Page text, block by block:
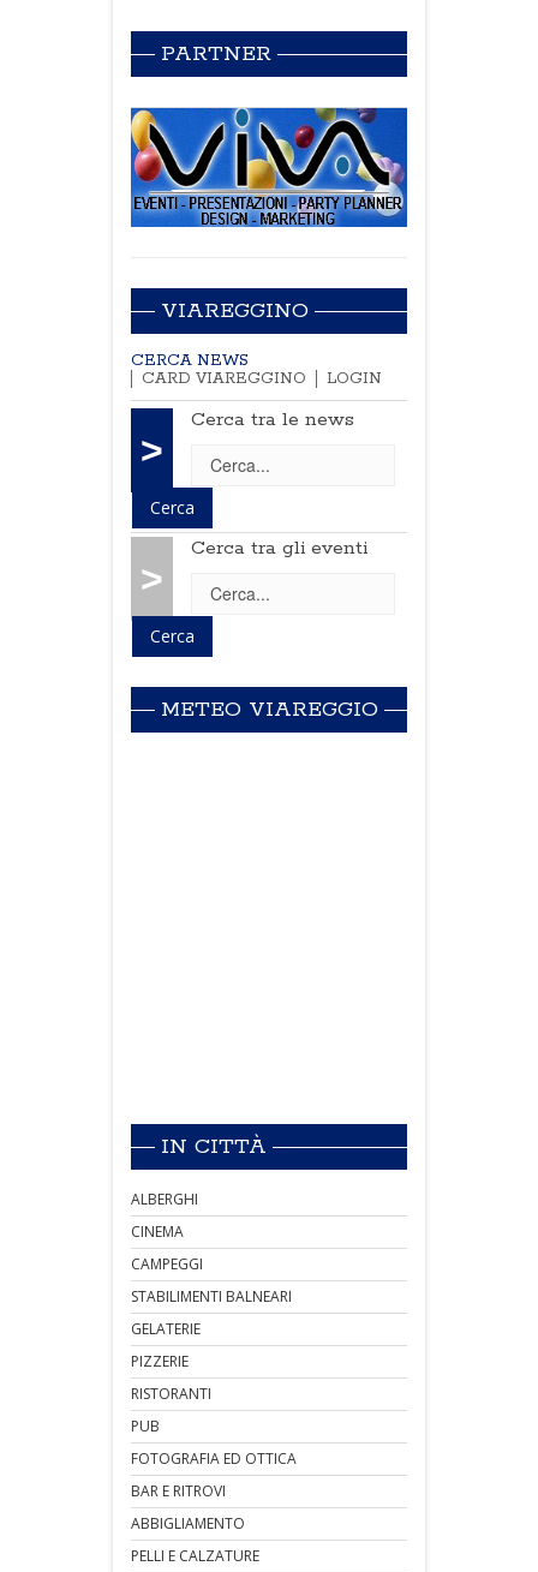
PARTNER
VIAREGGINO
CERCA NEWS
CARD VIAREGGINO
LOGIN
>
Cerca tra le news
>
Cerca tra gli eventi
METEO VIAREGGIO
IN CITTÀ
ALBERGHI
CINEMA
CAMPEGGI
STABILIMENTI BALNEARI
GELATERIE
PIZZERIE
RISTORANTI
PUB
FOTOGRAFIA ED OTTICA
BAR E RITROVI
ABBIGLIAMENTO
PELLI E CALZATURE